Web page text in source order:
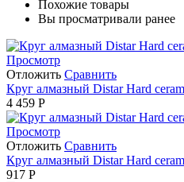
Похожие товары
Вы просматривали ранее
Просмотр
Отложить Сравнить
Круг алмазный Distar Hard
4 459 Р
Просмотр
Отложить Сравнить
Круг алмазный Distar Hard
917 Р